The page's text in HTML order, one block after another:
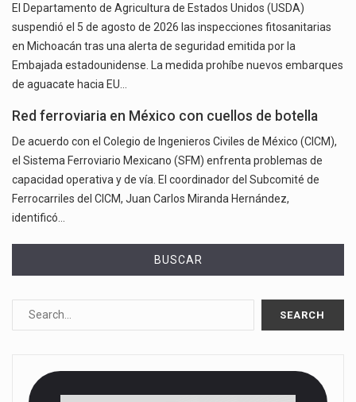
El Departamento de Agricultura de Estados Unidos (USDA)
suspendió el 5 de agosto de 2026 las inspecciones fitosanitarias
en Michoacán tras una alerta de seguridad emitida por la
Embajada estadounidense. La medida prohíbe nuevos embarques
de aguacate hacia EU…
Red ferroviaria en México con cuellos de botella
De acuerdo con el Colegio de Ingenieros Civiles de México (CICM),
el Sistema Ferroviario Mexicano (SFM) enfrenta problemas de
capacidad operativa y de vía. El coordinador del Subcomité de
Ferrocarriles del CICM, Juan Carlos Miranda Hernández,
identificó…
BUSCAR